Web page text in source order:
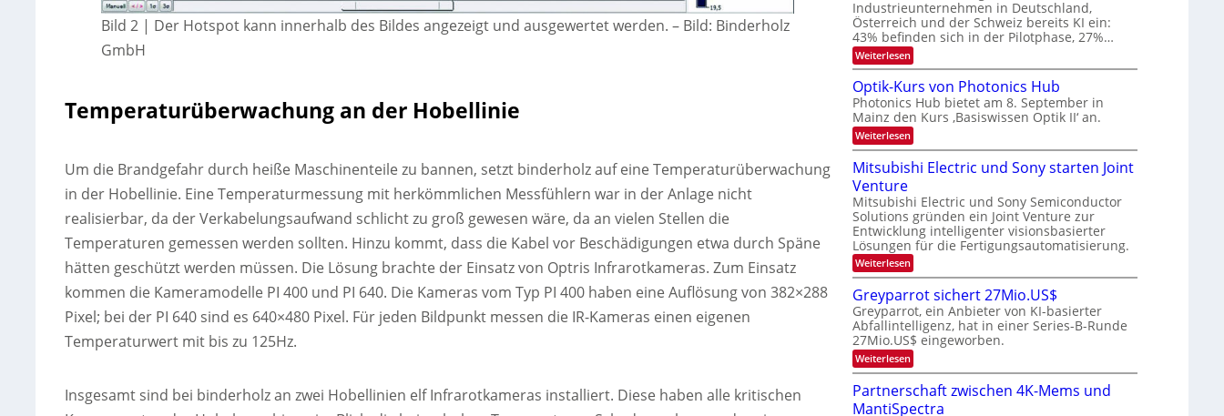
Bild 2 | Der Hotspot kann innerhalb des Bildes angezeigt und ausgewertet werden. – Bild: Binderholz
GmbH
Temperaturüberwachung an der Hobellinie
Um die Brandgefahr durch heiße Maschinenteile zu bannen, setzt binderholz auf eine Temperaturüberwachung
in der Hobellinie. Eine Temperaturmessung mit herkömmlichen Messfühlern war in der Anlage nicht
realisierbar, da der Verkabelungsaufwand schlicht zu groß gewesen wäre, da an vielen Stellen die
Temperaturen gemessen werden sollten. Hinzu kommt, dass die Kabel vor Beschädigungen etwa durch Späne
hätten geschützt werden müssen. Die Lösung brachte der Einsatz von Optris Infrarotkameras. Zum Einsatz
kommen die Kameramodelle PI 400 und PI 640. Die Kameras vom Typ PI 400 haben eine Auflösung von 382×288
Pixel; bei der PI 640 sind es 640×480 Pixel. Für jeden Bildpunkt messen die IR-Kameras einen eigenen
Temperaturwert mit bis zu 125Hz.
Insgesamt sind bei binderholz an zwei Hobellinien elf Infrarotkameras installiert. Diese haben alle kritischen
e
r
a
r
e
i
t
u
n
s
-
T
r
e
d
s
a
r
k
e
s
W
a
c
h
s
t
u
m
i
e
r
s
t
e
n
H
l
b
j
a
h
r
-
H
e
r
a
u
s
-
S
e
m
i
a
r
Industrieunternehmen in Deutschland,
Österreich und der Schweiz bereits KI ein:
43% befinden sich in der Pilotphase, 27%…
Weiterlesen:
K
-
E
i
n
s
a
t
n
i
m
m
t
i
n
d
e
r
D
A
C
H
-
I
n
d
Optik-Kurs von Photonics Hub
Photonics Hub bietet am 8. September in
Mainz den Kurs ‚Basiswissen Optik II‘ an.
Weiterlesen:
O
p
t
k
-
K
u
r
s
v
n
P
h
o
t
o
n
i
Mitsubishi Electric und Sony starten Joint
Venture
Mitsubishi Electric und Sony Semiconductor
Solutions gründen ein Joint Venture zur
Entwicklung intelligenter visionsbasierter
Lösungen für die Fertigungsautomatisierung.
Weiterlesen:
M
t
s
u
b
i
s
h
i
Greyparrot sichert 27Mio.US$
Greyparrot, ein Anbieter von KI-basierter
Abfallintelligenz, hat in einer Series-B-Runde
27Mio.US$ eingeworben.
Weiterlesen:
G
e
y
Partnerschaft zwischen 4K-Mems und
MantiSpectra